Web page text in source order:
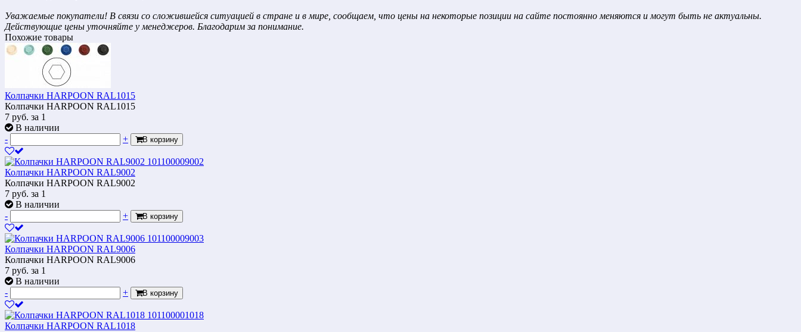
Уважаемые покупатели! В связи со сложившейся ситуацией в стране и в мире, сообщаем, что цены на некоторые позиции на сайте постоянно меняются и могут быть не актуальны.
Действующие цены уточняйте у менеджеров. Благодарим за понимание.
Похожие товары
Колпачки HARPOON RAL1015
Колпачки HARPOON RAL1015
7 руб. за 1
В наличии
-
+ В корзину
Колпачки HARPOON RAL9002
Колпачки HARPOON RAL9002
7 руб. за 1
В наличии
-
+ В корзину
Колпачки HARPOON RAL9006
Колпачки HARPOON RAL9006
7 руб. за 1
В наличии
-
+ В корзину
Колпачки HARPOON RAL1018